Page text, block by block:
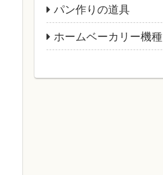
パン作りの道具
ホームベーカリー機種